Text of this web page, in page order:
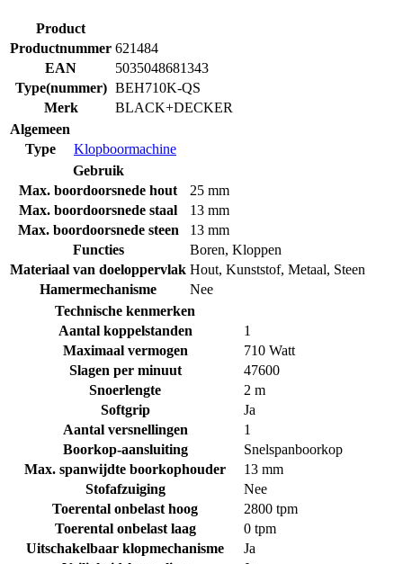
Product
Productnummer 621484
EAN
5035048681343
Type(nummer) BEH710K-QS
Merk
BLACK+DECKER
Algemeen
Type
Klopboormachine
Gebruik
Max. boordoorsnede hout
25 mm
Max. boordoorsnede staal
13 mm
Max. boordoorsnede steen
13 mm
Functies
Boren, Kloppen
Materiaal van doeloppervlak Hout, Kunststof, Metaal, Steen
Hamermechanisme
Nee
Technische kenmerken
Aantal koppelstanden
1
Maximaal vermogen
710 Watt
Slagen per minuut
47600
Snoerlengte
2 m
Softgrip
Ja
Aantal versnellingen
1
Boorkop-aansluiting
Snelspanboorkop
Max. spanwijdte boorkophouder
13 mm
Stofafzuiging
Nee
Toerental onbelast hoog
2800 tpm
Toerental onbelast laag
0 tpm
Uitschakelbaar klopmechanisme
Ja